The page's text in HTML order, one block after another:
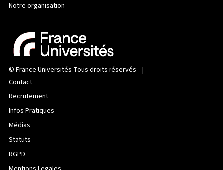
Notre organisation
© France Universités Tous droits réservés |
Contact
Recrutement
Infos Pratiques
Médias
Statuts
RGPD